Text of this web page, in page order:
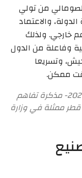
من تولي
والاعتماد
خارجي. ولذلك
وفاعلة من الدول
وتسريعا
ممكن.
وقّعنا -على هامش معرض ديمدكس 2026- مذكرة تفاهم
قطر ممثلة في وزارة